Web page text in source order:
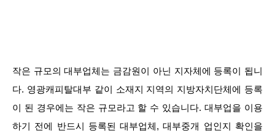
작은 규모의 대부업체는 금감원이 아닌 지자체에 등록이 됩니
다. 영광캐피탈대부 같이 소재지 지역의 지방자치단체에 등록
이 된 경우에는 작은 규모라고 할 수 있습니다. 대부업을 이용
하기 전에 반드시 등록된 대부업체, 대부중개 업인지 확인을